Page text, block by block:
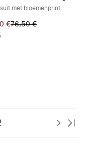
met bloemenprint
€76,50 €